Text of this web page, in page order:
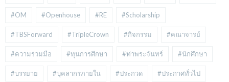
#OM #Openhouse #RE #Scholarship
#TBSForward #TripleCrown #กิจกรรม #คณาจารย์
#ความร่วมมือ #ทุนการศึกษา #ท่าพระจันทร์ #นักศึกษา
#บรรยาย #บุคลากรภายใน #ประกวด #ประกาศทั่วไป